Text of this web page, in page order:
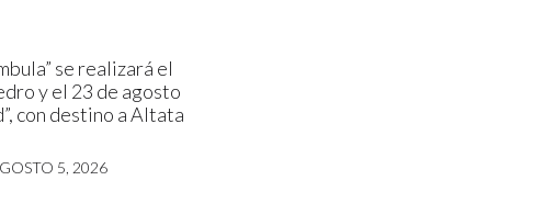
se realizará el
y el 23 de agosto
con destino a Altata
5, 2026